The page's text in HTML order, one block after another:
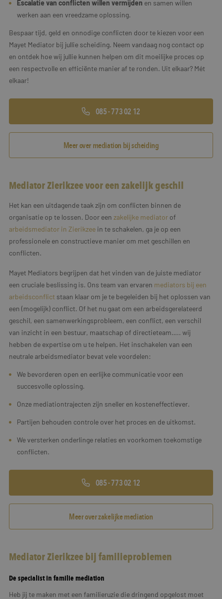
Escalatie van conflicten willen vermijden en samen willen
werken aan een vreedzame oplossing.
Bespaar tijd, geld en onnodige conflicten door te kiezen voor een
Mayet Mediator bij jullie scheiding. Neem vandaag nog contact op
en ontdek hoe wij jullie kunnen helpen om dit moeilijke proces op
een respectvolle en efficiënte manier af te ronden. Uit elkaar? Mét
elkaar!
085 - 773 02 12
Meer over mediation bij scheiding
Mediator Zierikzee voor een zakelijk geschil
Het kan een uitdagende taak zijn om conflicten binnen de
organisatie op te lossen. Door een zakelijke mediator of
arbeidsmediator in Zierikzee in te schakelen, ga je op een
professionele en constructieve manier om met geschillen en
conflicten.
Mayet Mediators begrijpen dat het vinden van de juiste mediator
een cruciale beslissing is. Ons team van ervaren mediators bij een
arbeidsconflict staan klaar om je te begeleiden bij het oplossen van
een (mogelijk) conflict. Of het nu gaat om een arbeidsgerelateerd
geschil, een samenwerkingsprobleem, een conflict, een verschil
van inzicht in een bestuur, maatschap of directieteam….. wij
hebben de expertise om u te helpen. Het inschakelen van een
neutrale arbeidsmediator bevat vele voordelen:
We bevorderen open en eerlijke communicatie voor een
succesvolle oplossing.
Onze mediationtrajecten zijn sneller en kosteneffectiever.
Partijen behouden controle over het proces en de uitkomst.
We versterken onderlinge relaties en voorkomen toekomstige
conflicten.
085 - 773 02 12
Meer over zakelijke mediation
Mediator Zierikzee bij familieproblemen
De specialist in familie mediation
Heb jij te maken met een familieruzie die dringend opgelost moet